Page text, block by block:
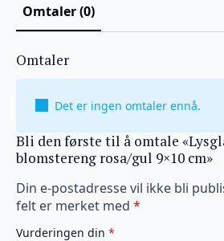
Omtaler (0)
Omtaler
Det er ingen omtaler ennå.
Bli den første til å omtale
blomstereng rosa/gul 9×10 cm»
Din e-postadresse vil ikke bli
felt er merket med *
Vurderingen din *